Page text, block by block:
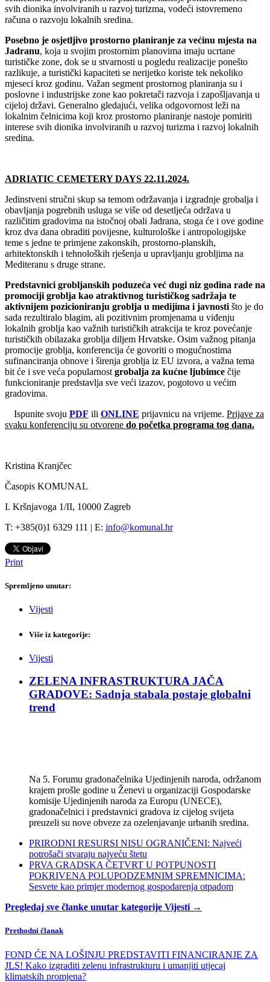
svih dionika involviranih u razvoj turizma, vodeći istovremeno
računa o razvoju lokalnih sredina.
Posebno je osjetljivo prostorno planiranje za većinu mjesta na
Jadranu, koja u svojim prostornim planovima imaju ucrtane
turističke zone, dok se u stvarnosti u pogledu realizacije ponešto
razlikuje, a turistički kapaciteti se nerijetko koriste tek nekoliko
mjeseci kroz godinu. Važan segment prostornog planiranja su i
poslovne i industrijske zone kao pokretači razvoja i zapošljavanja u
cijeloj državi. Generalno gledajući, velika odgovornost leži na
lokalnim čelnicima koji kroz prostorno planiranje nastoje pomiriti
interese svih dionika involviranih u razvoj turizma i razvoj lokalnih
sredina.
ADRIATIC CEMETERY DAYS 22.11.2024.
Jedinstveni stručni skup sa temom održavanja i izgradnje grobalja i
obavljanja pogrebnih usluga se više od desetljeća održava u
različitim gradovima na istočnoj obali Jadrana, stoga će i ove godine
kroz dva dana obraditi povijesne, kulturološke i antropologijske
teme s jedne te primjene zakonskih, prostorno-planskih,
arhitektonskih i tehnoloških rješenja u upravljanju grobljima na
Mediteranu s druge strane.
Predstavnici grobljanskih poduzeća već dugi niz godina rade na
promociji groblja kao atraktivnog turističkog sadržaja te
aktivnijem pozicioniranju groblja u medijima i javnosti što je do
sada rezultiralo blagim, ali pozitivnim promjenama u viđenju
lokalnih groblja kao važnih turističkih atrakcija te kroz povećanje
turističkih obilazaka groblja diljem Hrvatske. Osim važnog pitanja
promocije groblja, konferencija će govoriti o mogućnostima
sufinanciranja obnove i širenja groblja iz EU izvora, a važna tema
bit će i sve veća popularnost grobalja za kućne ljubimce čije
funkcioniranje predstavlja sve veći izazov, pogotovo u većim
gradovima.
Ispunite svoju PDF ili ONLINE prijavnicu na vrijeme. Prijave za
svaku konferenciju su otvorene do početka programa tog dana.
Kristina Kranjčec
Časopis KOMUNAL
I. Kršnjavoga 1/II, 10000 Zagreb
T: +385(0)1 6329 111 | E: info@komunal.hr
Print
Spremljeno unutar:
Vijesti
Više iz kategorije:
Vijesti
ZELENA INFRASTRUKTURA JAČA
GRADOVE: Sadnja stabala postaje globalni
trend
Na 5. Forumu gradonačelnika Ujedinjenih naroda, održanom
krajem prošle godine u Ženevi u organizaciji Gospodarske
komisije Ujedinjenih naroda za Europu (UNECE),
gradonačelnici i predstavnici gradova iz cijelog svijeta
preuzeli su nove obveze za ozelenjavanje urbanih sredina.
PRIRODNI RESURSI NISU OGRANIČENI: Najveći
potrošači stvaraju najveću štetu
PRVA GRADSKA ČETVRT U POTPUNOSTI
POKRIVENA POLUPODZEMNIM SPREMNICIMA:
Sesvete kao primjer modernog gospodarenja otpadom
Pregledaj sve članke unutar kategorije Vijesti →
Prethodni članak
FOND ĆE NA LOŠINJU PREDSTAVITI FINANCIRANJE ZA
JLS! Kako izgraditi zelenu infrastrukturu i umanjiti utjecaj
klimatskih promjena?